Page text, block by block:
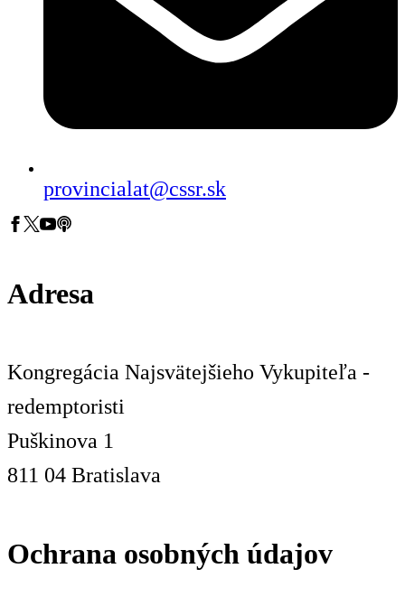
provincialat@cssr.sk
Adresa
Kongregácia Najsvätejšieho Vykupiteľa -
redemptoristi
Puškinova 1
811 04 Bratislava
Ochrana osobných údajov